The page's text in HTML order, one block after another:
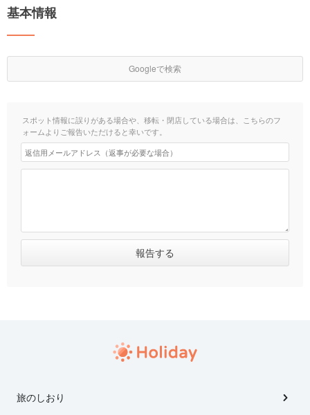
基本情報
Googleで検索
スポット情報に誤りがある場合や、移転・閉店している場合は、こちらのフ
ォームよりご報告いただけると幸いです。
旅のしおり